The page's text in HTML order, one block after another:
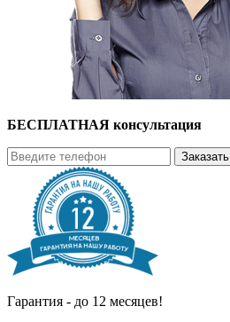
БЕСПЛАТНАЯ консультация
Заказать
Гарантия - до 12 месяцев!